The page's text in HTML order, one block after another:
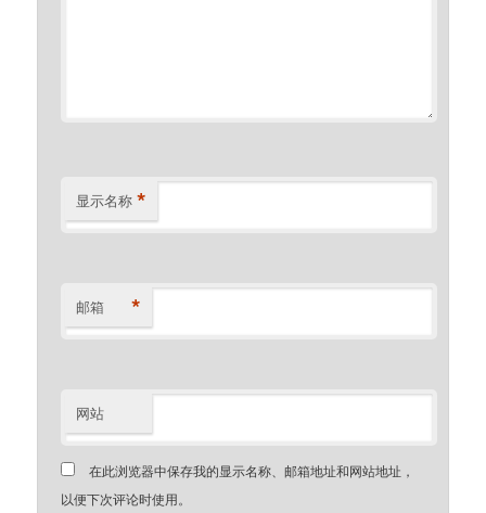
显示名称 *
邮箱 *
网站
在此浏览器中保存我的显示名称、邮箱地址和网站地址，
以便下次评论时使用。